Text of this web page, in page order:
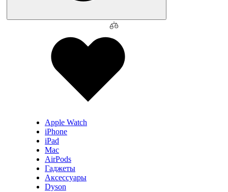
Apple Watch
iPhone
iPad
Mac
AirPods
Гаджеты
Аксессуары
Dyson